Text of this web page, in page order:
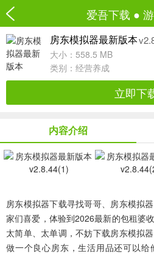
爱吾下载 ●
房东模拟器最新版本
大小：558.5 MB
类别： 经营养成
立即下
内容介绍
房东模拟器下载寻找哥哥、房东模拟
家们喜爱，体验到2026最新的包租婆
太简单、太单调，不妨下载房东模拟
做一个良心房东，生活用品还可以